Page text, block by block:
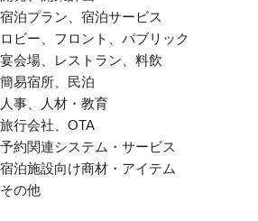
宿泊プラン、宿泊サービス
ロビー、フロント、パブリック
宴会場、レストラン、料飲
簡易宿所、民泊
人事、人材・教育
旅行会社、OTA
予約関連システム・サービス
宿泊施設向け商材・アイテム
その他